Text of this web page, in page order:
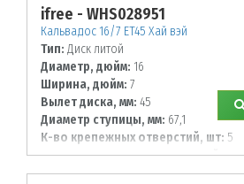
ifree - WHS028951
Кальвадос 16/7 ET45 Хай вэй
Тип: Диск литой
Диаметр, дюйм: 16
Ширина, дюйм: 7
Вылет диска, мм: 45
Диаметр ступицы, мм: 67,1
К-во крепежных отверстий, шт: 5
Диаметр располож. отверстий, мм:
100